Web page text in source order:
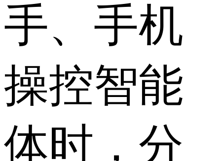
手、手机
操控智能
体时，分